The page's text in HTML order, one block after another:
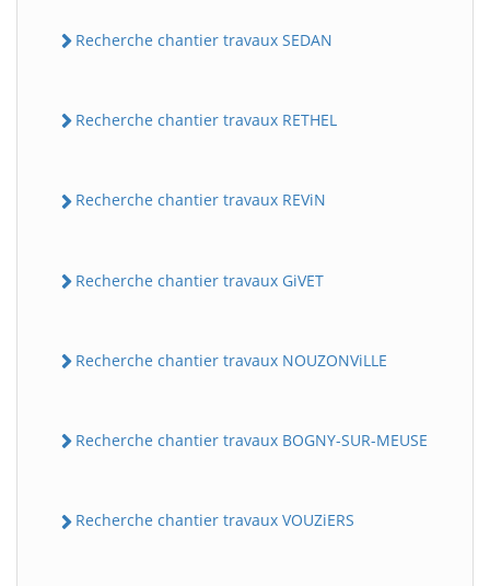
Recherche chantier travaux SEDAN
Recherche chantier travaux RETHEL
Recherche chantier travaux REViN
Recherche chantier travaux GiVET
Recherche chantier travaux NOUZONViLLE
Recherche chantier travaux BOGNY-SUR-MEUSE
Recherche chantier travaux VOUZiERS